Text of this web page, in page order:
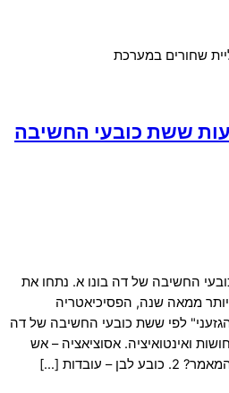
שחורים במערכת
ששת כובעי החשיבה
החשיבה של דה בונו א. נתחו את
ממאה שנה, הפסיכיאטריה
לפי ששת כובעי החשיבה של דה
תחושות ואינטואיציה. אסוציאציה – אש
– עובדות […]